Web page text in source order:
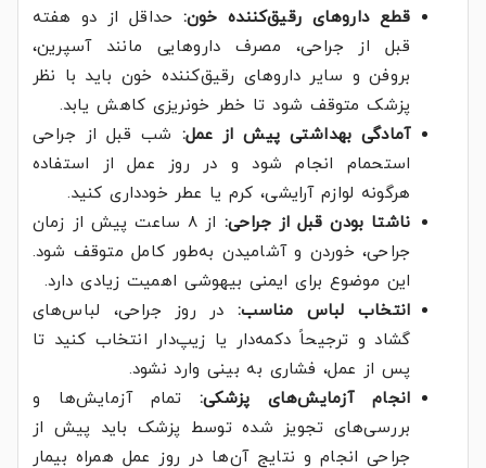
قطع داروهای رقیق‌کننده خون: حداقل از دو هفته
قبل از جراحی، مصرف داروهایی مانند آسپرین،
بروفن و سایر داروهای رقیق‌کننده خون باید با نظر
پزشک متوقف شود تا خطر خونریزی کاهش یابد.
آمادگی بهداشتی پیش از عمل: شب قبل از جراحی
استحمام انجام شود و در روز عمل از استفاده
هرگونه لوازم آرایشی، کرم یا عطر خودداری کنید.
ناشتا بودن قبل از جراحی:
از ۸ ساعت پیش از زمان
جراحی، خوردن و آشامیدن به‌طور کامل متوقف شود.
این موضوع برای ایمنی بیهوشی اهمیت زیادی دارد.
انتخاب لباس مناسب:در روز جراحی، لباس‌های
گشاد و ترجیحاً دکمه‌دار یا زیپ‌دار انتخاب کنید تا
پس از عمل، فشاری به بینی وارد نشود.
انجام آزمایش‌های پزشکی:تمام آزمایش‌ها و
بررسی‌های تجویز شده توسط پزشک باید پیش از
جراحی انجام و نتایج آن‌ها در روز عمل همراه بیمار